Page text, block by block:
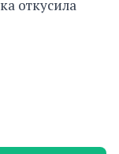
откусила